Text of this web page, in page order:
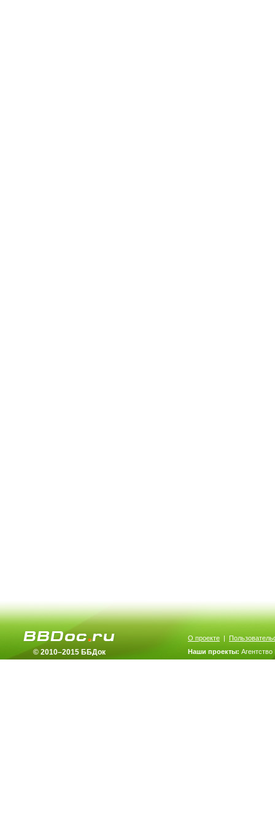
© 2010–2015 ББДок
О проекте |
Наши проекты: